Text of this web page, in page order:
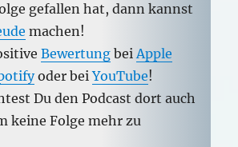
gefallen hat, dann kannst
machen!
Bewertung beiApple
oder beiYouTube!
Du den Podcast dort auch
keine Folge mehr zu